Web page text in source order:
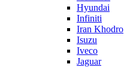
Hyundai
Infiniti
Iran Khodro
Isuzu
Iveco
Jaguar